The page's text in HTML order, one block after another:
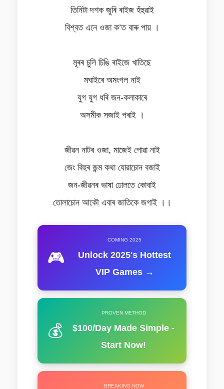
তিনিটা দশক জুৰি ৰাইজ হঁহুৱাই
বিশ্বত এনে ওজা ক’ত বাৰু পায় ।
মূৰৰ চুলি চিঙি ৰাইজে খাতিছে
মঘাইৰে অমংগল নাই
যুগ যুগ ধৰি জন-কলাকাৰে
অসমীক সজাই পৰাই ।
জীৱন নাটৰ ওজা, মাজেই পোৱা নাই
জেং বিহুৰ জন্ম কথা যোৱাচোন বজাই
জন-জীৱনৰ ভাষা ঢোলতে কোবাই
তোলাচোন আকৌ এবাৰ জাতিকে জগাই ।।
🎮
COMING 2025
Unlock 2025's Hottest
VIP Games →
💰
PROVEN METHOD
$100/Day Made Simple -
Start Now!
BREAKING NOW